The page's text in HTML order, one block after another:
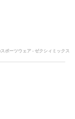
ポーツウェア - ゼクシィミックス